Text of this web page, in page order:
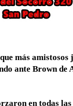
más
ante Brown de
en todas